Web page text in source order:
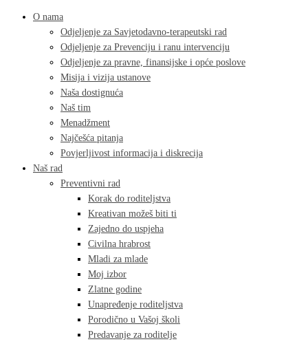
O nama
Odjeljenje za Savjetodavno-terapeutski rad
Odjeljenje za Prevenciju i ranu intervenciju
Odjeljenje za pravne, finansijske i opće poslove
Misija i vizija ustanove
Naša dostignuća
Naš tim
Menadžment
Najčešća pitanja
Povjerljivost informacija i diskrecija
Naš rad
Preventivni rad
Korak do roditeljstva
Kreativan možeš biti ti
Zajedno do uspjeha
Civilna hrabrost
Mladi za mlade
Moj izbor
Zlatne godine
Unapređenje roditeljstva
Porodično u Vašoj školi
Predavanje za roditelje